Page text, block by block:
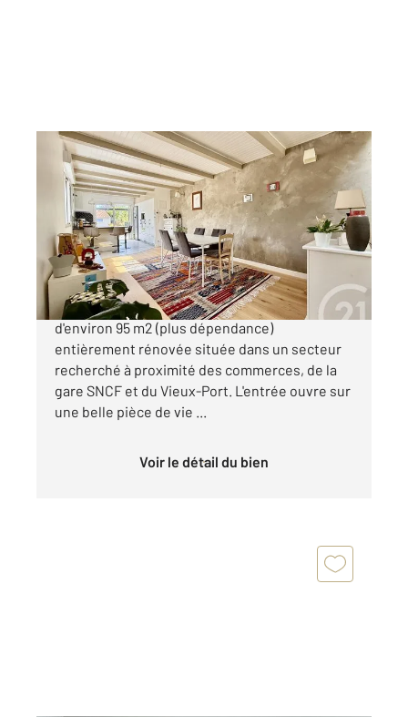
LA ROCHELLE 17
120 m2, 4 pièces
Ref : 18513
Maison à vendre
468 000 €
La Rochelle Quartier Tasdon Maison de ville
d'environ 95 m2 (plus dépendance)
entièrement rénovée située dans un secteur
recherché à proximité des commerces, de la
gare SNCF et du Vieux-Port. L'entrée ouvre sur
une belle pièce de vie ...
Voir le détail du bien